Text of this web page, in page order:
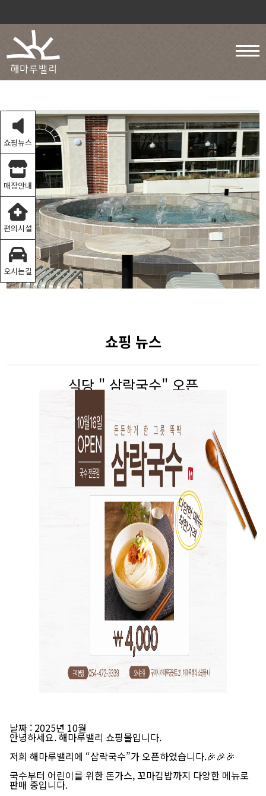
쇼핑뉴스
매장안내
편의시설
오시는길
쇼핑 뉴스
식당 " 삼락국수" 오픈
날짜 : 2025년 10월
안녕하세요. 해마루밸리 쇼핑몰입니다.
저희 해마루밸리에 “삼락국수”가 오픈하였습니다.🎉🎉🎉
국수부터 어린이를 위한 돈가스, 꼬마김밥까지 다양한 메뉴로
판매 중입니다.